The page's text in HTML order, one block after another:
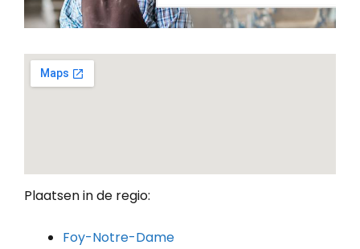
Plaatsen in de regio:
Foy-Notre-Dame